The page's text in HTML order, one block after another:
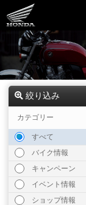
絞り込み
カテゴリー
すべて
バイク情報
キャンペーン
イベント情報
ショップ情報